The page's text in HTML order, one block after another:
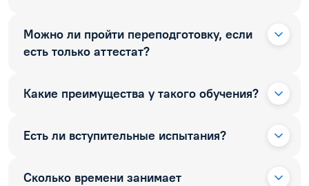
Можно ли пройти переподготовку, если
есть только аттестат?
Какие преимущества у такого обучения?
Есть ли вступительные испытания?
Сколько времени занимает